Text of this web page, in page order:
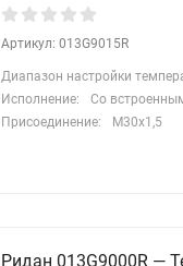
Артикул: 013G9015R
Диапазон настройки
Исполнение:
Со
Присоединение:
М30х1,5
Ридан 013G9000R —